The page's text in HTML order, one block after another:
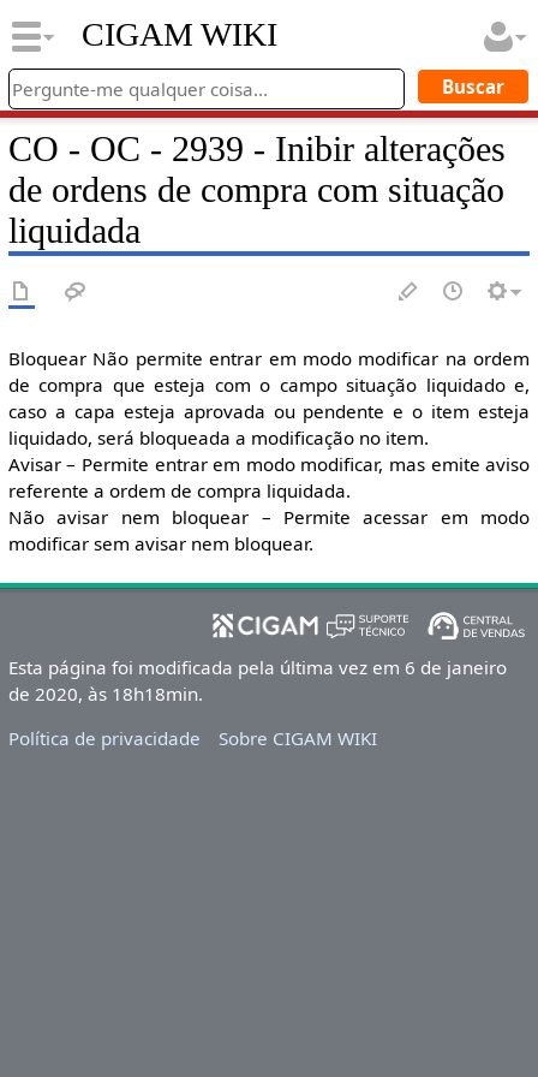
CIGAM WIKI
CO - OC - 2939 - Inibir alterações
de ordens de compra com situação
liquidada
Bloquear Não permite entrar em modo modificar na ordem
de compra que esteja com o campo situação liquidado e,
caso a capa esteja aprovada ou pendente e o item esteja
liquidado, será bloqueada a modificação no item.
Avisar – Permite entrar em modo modificar, mas emite aviso
referente a ordem de compra liquidada.
Não avisar nem bloquear – Permite acessar em modo
modificar sem avisar nem bloquear.
Esta página foi modificada pela última vez em 6 de janeiro
de 2020, às 18h18min.
Política de privacidade
Sobre CIGAM WIKI